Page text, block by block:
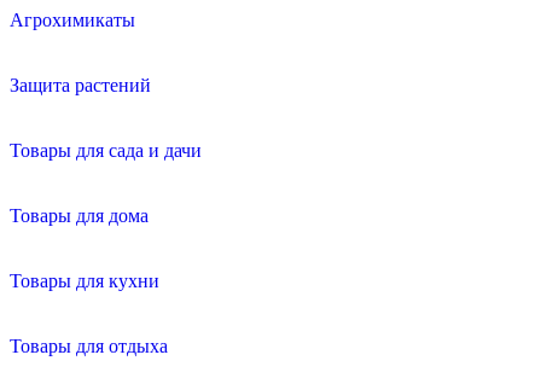
Агрохимикаты
Защита растений
Товары для сада и дачи
Товары для дома
Товары для кухни
Товары для отдыха